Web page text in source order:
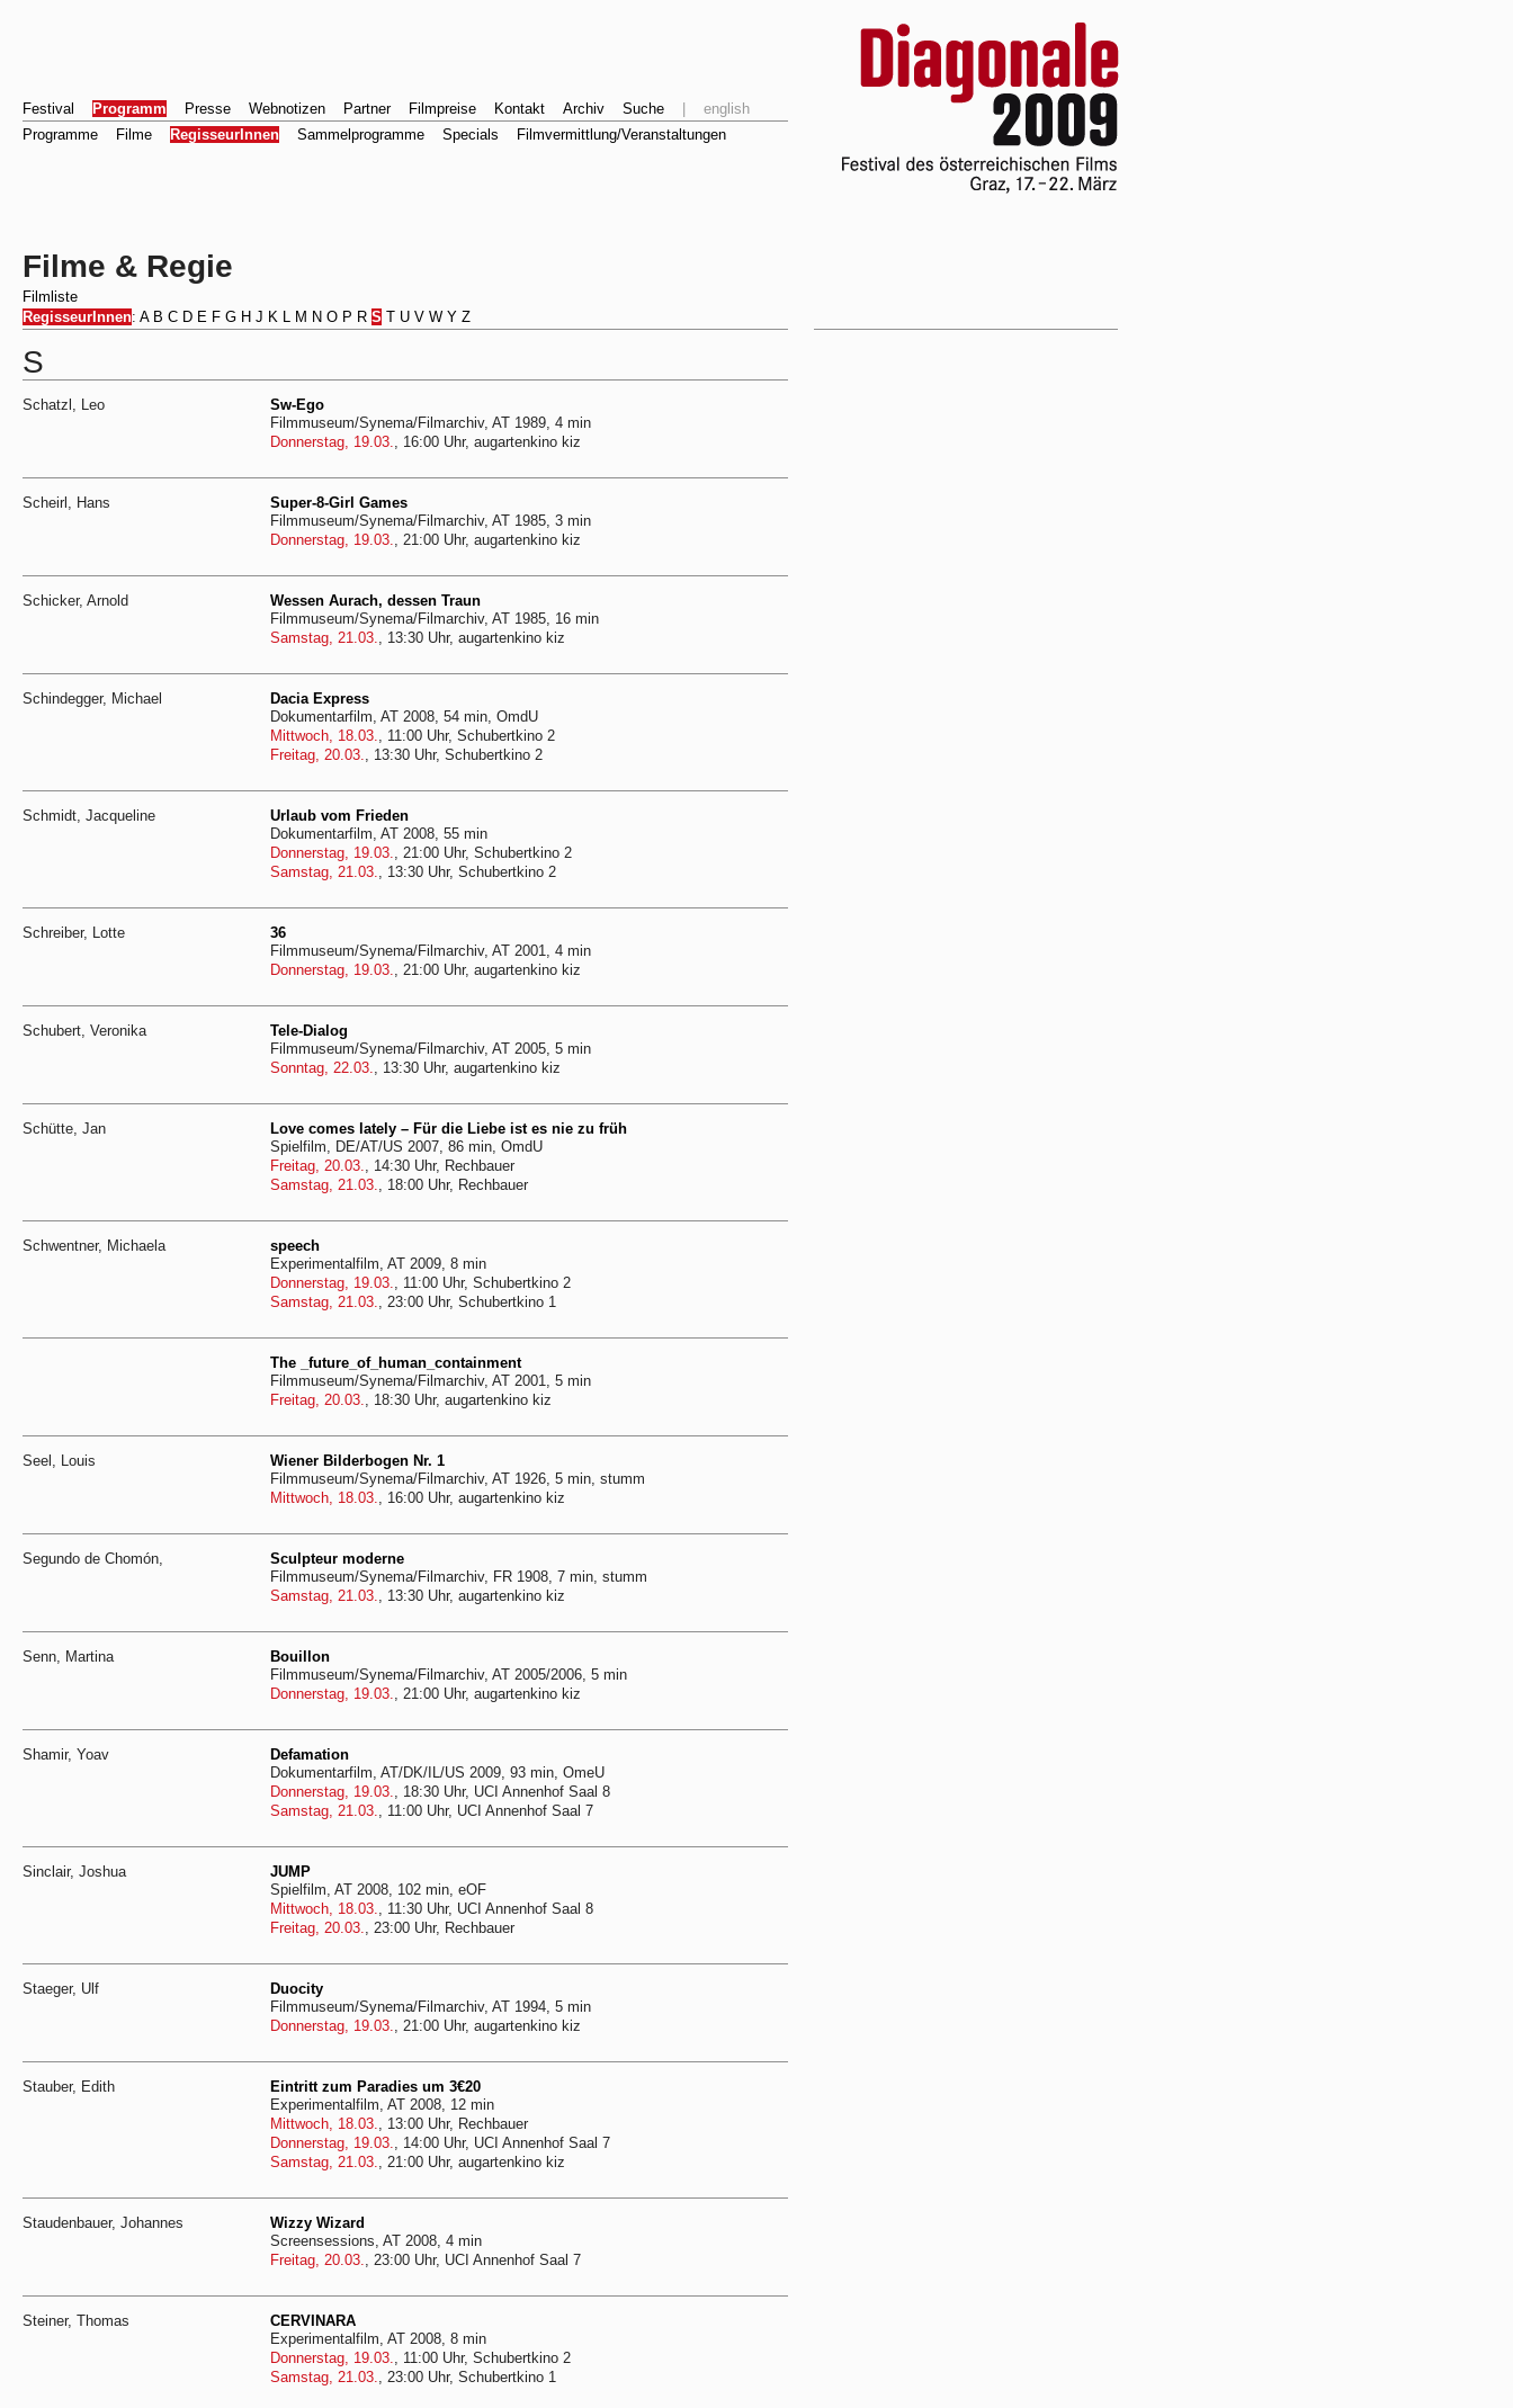
Festival Programm Presse Webnotizen Partner Filmpreise Kontakt Archiv Suche
english
Programme
Filme RegisseurInnen Sammelprogramme Specials Filmvermittlung/Veranstaltungen
Filme & Regie
Filmliste
RegisseurInnen: A B C D E F G H J K L M N O P R S T U V W Y Z
S
Schatzl, Leo
Sw-Ego
Filmmuseum/Synema/Filmarchiv, AT 1989, 4 min
Donnerstag, 19.03., 16:00 Uhr, augartenkino kiz
Scheirl, Hans
Super-8-Girl Games
Filmmuseum/Synema/Filmarchiv, AT 1985, 3 min
Donnerstag, 19.03., 21:00 Uhr, augartenkino kiz
Schicker, Arnold
Wessen Aurach, dessen Traun
Filmmuseum/Synema/Filmarchiv, AT 1985, 16 min
Samstag, 21.03., 13:30 Uhr, augartenkino kiz
Schindegger, Michael
Dacia Express
Dokumentarfilm, AT 2008, 54 min, OmdU
Mittwoch, 18.03., 11:00 Uhr, Schubertkino 2
Freitag, 20.03., 13:30 Uhr, Schubertkino 2
Schmidt, Jacqueline
Urlaub vom Frieden
Dokumentarfilm, AT 2008, 55 min
Donnerstag, 19.03., 21:00 Uhr, Schubertkino 2
Samstag, 21.03., 13:30 Uhr, Schubertkino 2
Schreiber, Lotte
36
Filmmuseum/Synema/Filmarchiv, AT 2001, 4 min
Donnerstag, 19.03., 21:00 Uhr, augartenkino kiz
Schubert, Veronika
Tele-Dialog
Filmmuseum/Synema/Filmarchiv, AT 2005, 5 min
Sonntag, 22.03., 13:30 Uhr, augartenkino kiz
Schütte, Jan
Love comes lately – Für die Liebe ist es nie zu früh
Spielfilm, DE/AT/US 2007, 86 min, OmdU
Freitag, 20.03., 14:30 Uhr, Rechbauer
Samstag, 21.03., 18:00 Uhr, Rechbauer
Schwentner, Michaela
speech
Experimentalfilm, AT 2009, 8 min
Donnerstag, 19.03., 11:00 Uhr, Schubertkino 2
Samstag, 21.03., 23:00 Uhr, Schubertkino 1
The _future_of_human_containment
Filmmuseum/Synema/Filmarchiv, AT 2001, 5 min
Freitag, 20.03., 18:30 Uhr, augartenkino kiz
Seel, Louis
Wiener Bilderbogen Nr. 1
Filmmuseum/Synema/Filmarchiv, AT 1926, 5 min, stumm
Mittwoch, 18.03., 16:00 Uhr, augartenkino kiz
Segundo de Chomón,
Sculpteur moderne
Filmmuseum/Synema/Filmarchiv, FR 1908, 7 min, stumm
Samstag, 21.03., 13:30 Uhr, augartenkino kiz
Senn, Martina
Bouillon
Filmmuseum/Synema/Filmarchiv, AT 2005/2006, 5 min
Donnerstag, 19.03., 21:00 Uhr, augartenkino kiz
Shamir, Yoav
Defamation
Dokumentarfilm, AT/DK/IL/US 2009, 93 min, OmeU
Donnerstag, 19.03., 18:30 Uhr, UCI Annenhof Saal 8
Samstag, 21.03., 11:00 Uhr, UCI Annenhof Saal 7
Sinclair, Joshua
JUMP
Spielfilm, AT 2008, 102 min, eOF
Mittwoch, 18.03., 11:30 Uhr, UCI Annenhof Saal 8
Freitag, 20.03., 23:00 Uhr, Rechbauer
Staeger, Ulf
Duocity
Filmmuseum/Synema/Filmarchiv, AT 1994, 5 min
Donnerstag, 19.03., 21:00 Uhr, augartenkino kiz
Stauber, Edith
Eintritt zum Paradies um 3€20
Experimentalfilm, AT 2008, 12 min
Mittwoch, 18.03., 13:00 Uhr, Rechbauer
Donnerstag, 19.03., 14:00 Uhr, UCI Annenhof Saal 7
Samstag, 21.03., 21:00 Uhr, augartenkino kiz
Staudenbauer, Johannes
Wizzy Wizard
Screensessions, AT 2008, 4 min
Freitag, 20.03., 23:00 Uhr, UCI Annenhof Saal 7
Steiner, Thomas
CERVINARA
Experimentalfilm, AT 2008, 8 min
Donnerstag, 19.03., 11:00 Uhr, Schubertkino 2
Samstag, 21.03., 23:00 Uhr, Schubertkino 1